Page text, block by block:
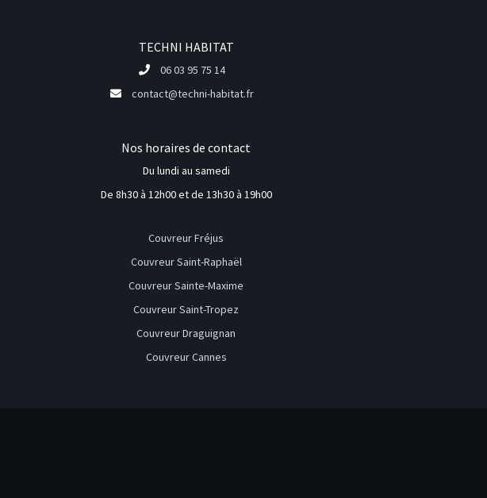
TECHNI HABITAT
06 03 95 75 14
contact@techni-habitat.fr
Nos horaires de contact
Du lundi au samedi
De 8h30 à 12h00 et de 13h30 à 19h00
Couvreur Fréjus
Couvreur Saint-Raphaël
Couvreur Sainte-Maxime
Couvreur Saint-Tropez
Couvreur Draguignan
Couvreur Cannes